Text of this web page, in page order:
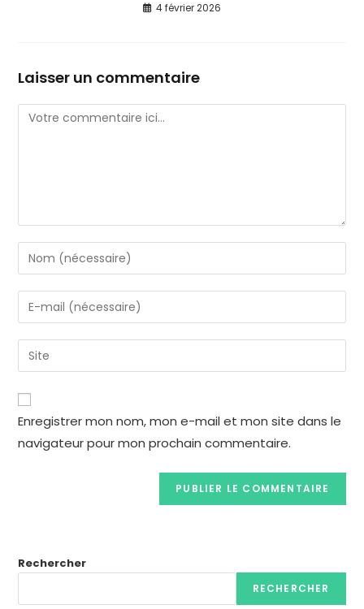
4 février 2026
Laisser un commentaire
Enregistrer mon nom, mon e-mail et mon site dans le
navigateur pour mon prochain commentaire.
Rechercher
RECHERCHER